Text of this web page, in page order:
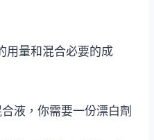
用量和混合必要的成
液，你需要一份漂白劑